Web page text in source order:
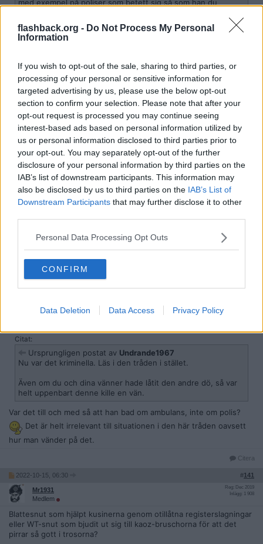
flashback.org - Do Not Process My Personal
Information
If you wish to opt-out of the sale, sharing to third parties, or
processing of your personal or sensitive information for
targeted advertising by us, please use the below opt-out
section to confirm your selection. Please note that after your
opt-out request is processed you may continue seeing
interest-based ads based on personal information utilized by
us or personal information disclosed to third parties prior to
your opt-out. You may separately opt-out of the further
disclosure of your personal information by third parties on the
IAB’s list of downstream participants. This information may
also be disclosed by us to third parties on the IAB’s List of
Downstream Participants that may further disclose it to other
Personal Data Processing Opt Outs
CONFIRM
Data Deletion Data Access Privacy Policy
med exempel på poliser som betett sig så som han du
Medan kriminella uppför sig som gentlemän. Tillåt mig le. Svensk
på en ändring snarast.
2022-10-15, 02:29
UnitedKingdom
Medlem
Citat:
Ursprungligen postat avBarbaDonkey
Tror detta bara är början, alla småkriminella vet hur otroligt
effektivt det är att ge sig på polis och deras ev. barn i
hemmamiljö för att få sin vilja igenom. De flesta poliser blir
livrädda när hot och våld börjar krypa in i bostaden och bli
verkligt, samtidigt har de flesta poliser aktivt röstat för att vi
bäddar...
Bland poliskåren har SD en av sina starkaste väljargrupper, över
50% av dem röstar på SD, så där har du ett faktafel i ditt inlägg.
Tjunky
Citat:
Ursprungligen postat av Undrande1967
Nu var det kriminella. Läs i den tråden i stället.
Även om du och dina vänner hade låtit den andre dö, så var
helt uppenbart denne kille en vän.
Var det till och med så att han bad om ambulans, inte om polis?
Det är helt irrelevant till situationen i den här tråden oavsett
hur man vänder på det.
Citera
2022-10-15, 06:30 #141
Mr1931
Medlem
Reg: Dec 2019
Inlägg: 1 908
Blattesnut som hjälpt kusinerna genom otillåtna registerslagningar
eller WT-snut som bjudit ut sig till kaoz-bruschorna för att det
pirrar så gott i trosorna?